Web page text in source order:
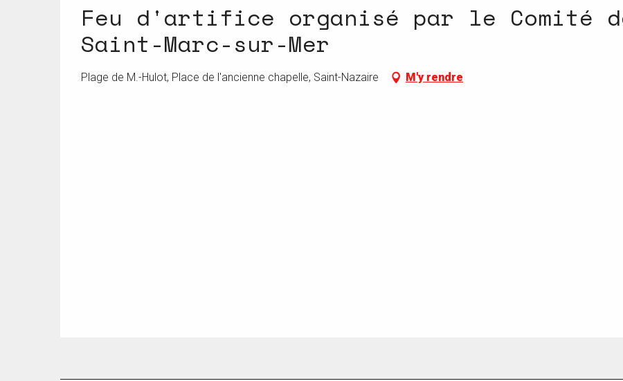
Feu d'artifice organisé par le Comité
Saint-Marc-sur-Mer
Plage de M.-Hulot, Place de l'ancienne chapelle, Saint-Nazaire M'y rendre